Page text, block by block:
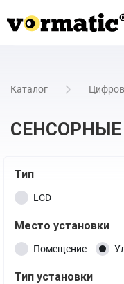
Каталог
Тип
LCD
Место установки
Помещение
Тип установки